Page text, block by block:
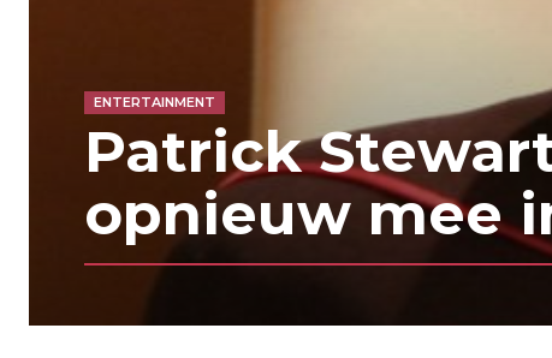
ENTERTAINMENT
Patrick
opnieuw mee